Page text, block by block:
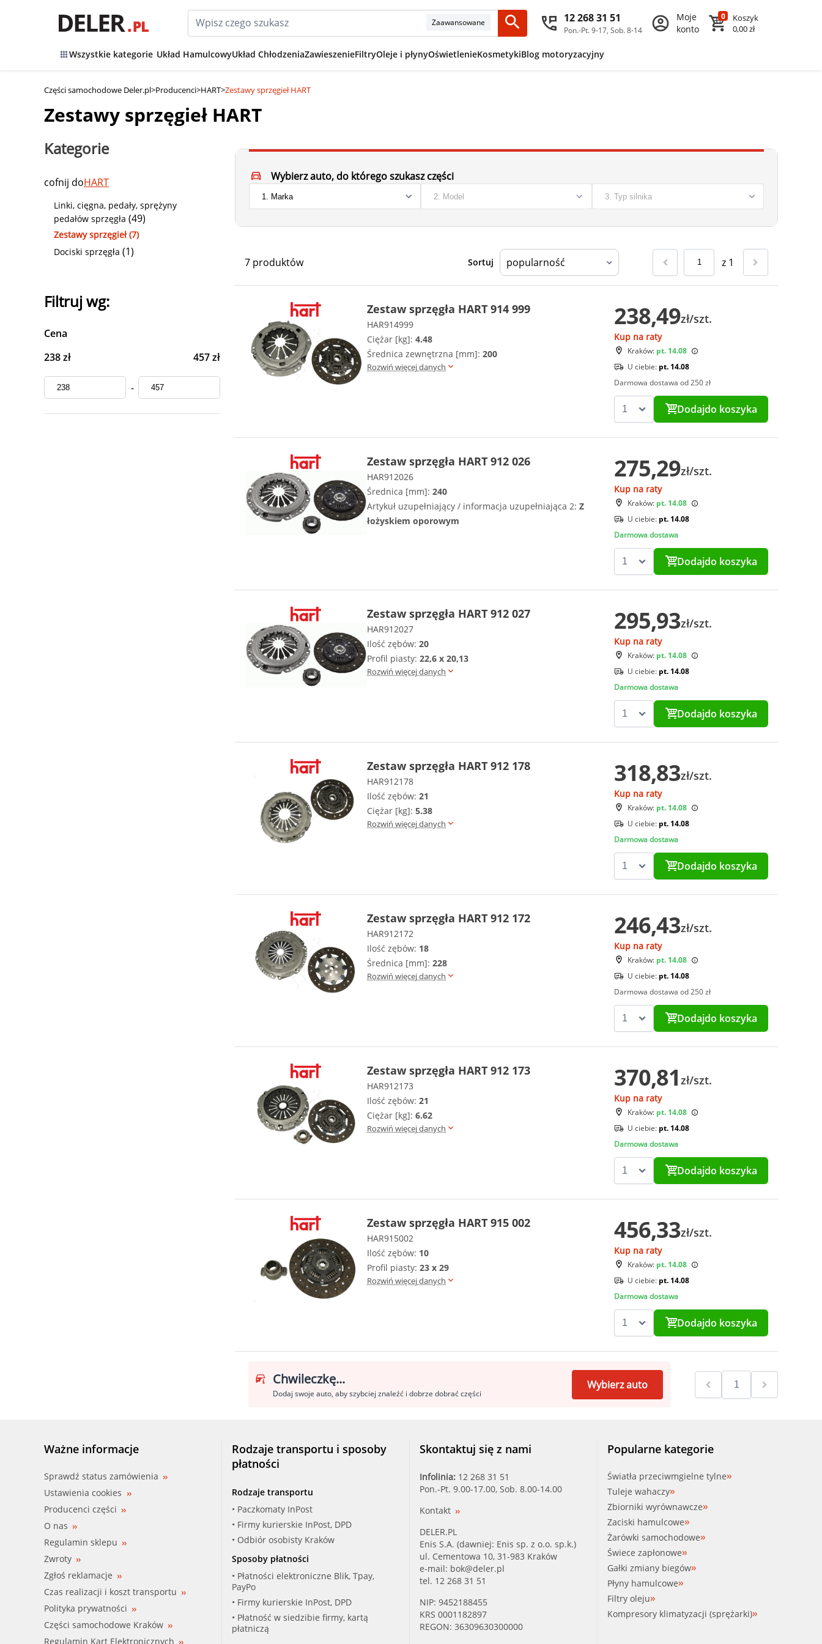
Zaawansowane 12 268 31 51
Pon.-Pt. 9-17, Sob. 8-14
Moje
konto
0
Koszyk
0,00 zł
Wszystkie kategorie Układ HamulcowyUkład ChłodzeniaZawieszenieFiltryOleje i płynyOświetlenieKosmetykiBlog motoryzacyjny
Części samochodowe Deler.pl>Producenci>HART>Zestawy sprzęgieł HART
Zestawy sprzęgieł HART
Kategorie
cofnij doHART
Linki, cięgna, pedały, sprężyny
pedałów sprzęgła (49)
Zestawy sprzęgieł (7)
Dociski sprzęgła (1)
Filtruj wg:
Cena
238 zł
457 zł
-
Wybierz auto, do którego szukasz części
7 produktów Sortuj z 1
Zestaw sprzęgła HART 914 999
HAR914999
Ciężar [kg]: 4.48
Średnica zewnętrzna [mm]: 200
Rozwiń więcej danych
238,49zł/szt.
Kup na raty
Kraków: pt. 14.08
U ciebie: pt. 14.08
Darmowa dostawa od 250 zł
Dodajdo koszyka
Zestaw sprzęgła HART 912 026
HAR912026
Średnica [mm]: 240
Artykuł uzupełniający / informacja uzupełniająca 2: Z
łożyskiem oporowym
275,29zł/szt.
Kup na raty
Kraków: pt. 14.08
U ciebie: pt. 14.08
Darmowa dostawa
Dodajdo koszyka
Zestaw sprzęgła HART 912 027
HAR912027
Ilość zębów: 20
Profil piasty: 22,6 x 20,13
Rozwiń więcej danych
295,93zł/szt.
Kup na raty
Kraków: pt. 14.08
U ciebie: pt. 14.08
Darmowa dostawa
Dodajdo koszyka
Zestaw sprzęgła HART 912 178
HAR912178
Ilość zębów: 21
Ciężar [kg]: 5.38
Rozwiń więcej danych
318,83zł/szt.
Kup na raty
Kraków: pt. 14.08
U ciebie: pt. 14.08
Darmowa dostawa
Dodajdo koszyka
Zestaw sprzęgła HART 912 172
HAR912172
Ilość zębów: 18
Średnica [mm]: 228
Rozwiń więcej danych
246,43zł/szt.
Kup na raty
Kraków: pt. 14.08
U ciebie: pt. 14.08
Darmowa dostawa od 250 zł
Dodajdo koszyka
Zestaw sprzęgła HART 912 173
HAR912173
Ilość zębów: 21
Ciężar [kg]: 6.62
Rozwiń więcej danych
370,81 zł/szt.
Kup na raty
Kraków: pt. 14.08
U ciebie: pt. 14.08
Darmowa dostawa
Dodajdo koszyka
Zestaw sprzęgła HART 915 002
HAR915002
Ilość zębów: 10
Profil piasty: 23 x 29
Rozwiń więcej danych
456,33zł/szt.
Kup na raty
Kraków: pt. 14.08
U ciebie: pt. 14.08
Darmowa dostawa
Dodajdo koszyka
Chwileczkę...
Dodaj swoje auto, aby szybciej znaleźć i dobrze dobrać części
Wybierz auto
Ważne informacje
Sprawdź status zamówienia
Ustawienia cookies
Producenci części
O nas
Regulamin sklepu
Zwroty
Zgłoś reklamacje
Czas realizacji i koszt transportu
Polityka prywatności
Części samochodowe Kraków
Regulamin Kart Elektronicznych
Rodzaje transportu i sposoby
płatności
Rodzaje transportu
• Paczkomaty InPost
• Firmy kurierskie InPost, DPD
• Odbiór osobisty Kraków
Sposoby płatności
• Płatności elektroniczne Blik, Tpay,
PayPo
• Firmy kurierskie InPost, DPD
• Płatność w siedzibie firmy, kartą
płatniczą
Skontaktuj się z nami
Infolinia: 12 268 31 51
Pon.-Pt. 9.00-17.00, Sob. 8.00-14.00
Kontakt
DELER.PL
Enis S.A. (dawniej: Enis sp. z o.o. sp.k.)
ul. Cementowa 10, 31-983 Kraków
e-mail: bok@deler.pl
tel. 12 268 31 51
NIP: 9452188455
KRS 0001182897
REGON: 36309630300000
Popularne kategorie
Światła przeciwmgielne tylne
Tuleje wahaczy
Zbiorniki wyrównawcze
Zaciski hamulcowe
Żarówki samochodowe
Świece zapłonowe
Gałki zmiany biegów
Płyny hamulcowe
Filtry oleju
Kompresory klimatyzacji (sprężarki)